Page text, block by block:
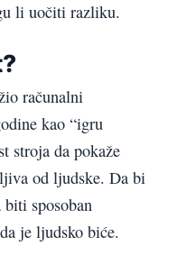
li uočiti razliku.
računalni
kao “igru
stroja da pokaže
od ljudske. Da bi
sposoban
je ljudsko biće.